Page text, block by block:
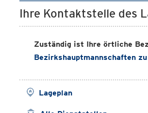
Ihre Kontaktstelle des
Zuständig ist Ihre örtliche
Bezirkshauptmannschaften zu
Lageplan